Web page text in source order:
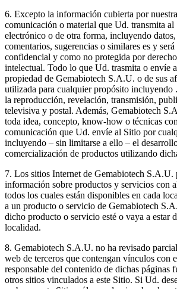
6. Excepto la información cubierta por
comunicación o material que Ud. transmita
electrónico o de otra forma, incluyendo datos,
comentarios, sugerencias o similares es y
confidencial y como no protegida por
intelectual. Todo lo que Ud. trasmita o envíe
propiedad de Gemabiotech S.A.U. o de sus
utilizada para cualquier propósito incluyendo
la reproducción, revelación, transmisión,
televisiva y postal. Además, Gemabiotech
toda idea, concepto, know-how o técnicas
comunicación que Ud. envíe al Sitio por
incluyendo – sin limitarse a ello – el
comercialización de productos utilizando
7. Los sitios Internet de Gemabiotech S.A.U.
información sobre productos y servicios con
todos los cuales están disponibles en cada
a un producto o servicio de Gemabiotech
dicho producto o servicio esté o vaya a estar
localidad.
8. Gemabiotech S.A.U. no ha revisado
web de terceros que contengan vínculos con
responsable del contenido de dichas páginas
otros sitios vinculados a este Sitio. Si Ud.